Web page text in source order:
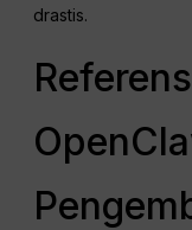
drastis.